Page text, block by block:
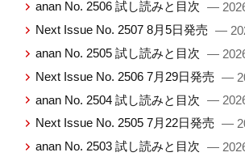
anan No. 2506 試し読みと目次 —
Next Issue No. 2507 8月5日発売 —
anan No. 2505 試し読みと目次 —
Next Issue No. 2506 7月29日発売 —
anan No. 2504 試し読みと目次 —
Next Issue No. 2505 7月22日発売 —
anan No. 2503 試し読みと目次 —